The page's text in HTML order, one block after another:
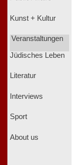
Kunst + Kultur
Veranstaltungen
Jüdisches Leben
Literatur
Interviews
Sport
About us